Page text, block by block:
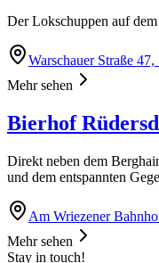
Der Lokschuppen auf
Warschauer Straße
Mehr sehen
Bierhof
Direkt neben dem
und dem entspannten
Am Wriezener
Mehr sehen
Stay in touch!